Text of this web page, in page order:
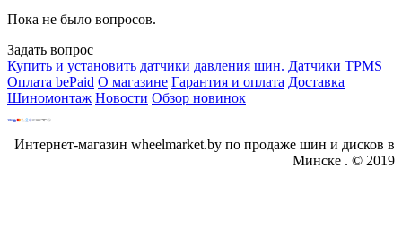
Пока не было вопросов.
Задать вопрос
Купить и установить датчики давления шин. Датчики TPMS
Оплата bePaid О магазине Гарантия и оплата Доставка
Шиномонтаж Новости Обзор новинок
Интернет-магазин wheelmarket.by по продаже шин и дисков в
Минске . © 2019